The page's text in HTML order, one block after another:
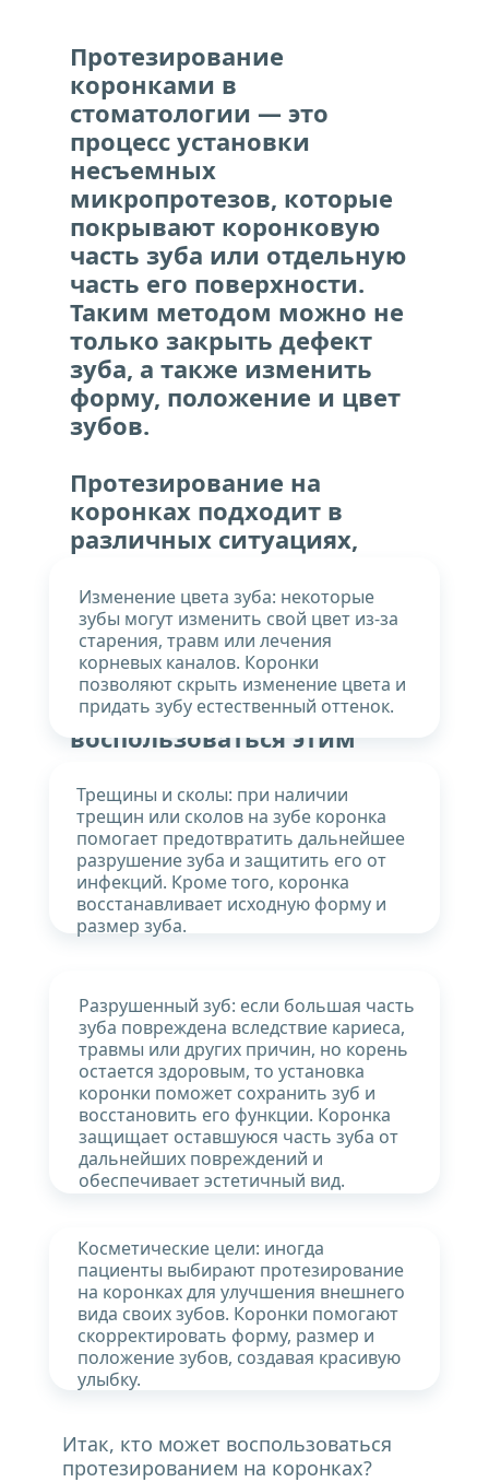
Протезирование
коронками в
стоматологии — это
процесс установки
несъемных
микропротезов, которые
покрывают коронковую
часть зуба или отдельную
часть его поверхности.
Таким методом можно не
только закрыть дефект
зуба, а также изменить
форму, положение и цвет
зубов.
Протезирование на
коронках подходит в
различных ситуациях,
восстановить
поврежденные или
разрушенные зубы. Вот
основные случаи, когда
пациенты могут
воспользоваться этим
Разрушенный зуб: если большая часть
зуба повреждена вследствие кариеса,
травмы или других причин, но корень
остается здоровым, то установка
коронки поможет сохранить зуб и
восстановить его функции. Коронка
защищает оставшуюся часть зуба от
дальнейших повреждений и
обеспечивает эстетичный вид.
Трещины и сколы: при наличии
трещин или сколов на зубе коронка
помогает предотвратить дальнейшее
разрушение зуба и защитить его от
инфекций. Кроме того, коронка
восстанавливает исходную форму и
размер зуба.
Изменение цвета зуба: некоторые
зубы могут изменить свой цвет из-за
старения, травм или лечения
корневых каналов. Коронки
позволяют скрыть изменение цвета и
придать зубу естественный оттенок.
Косметические цели: иногда
пациенты выбирают протезирование
на коронках для улучшения внешнего
вида своих зубов. Коронки помогают
скорректировать форму, размер и
положение зубов, создавая красивую
улыбку.
Итак, кто может воспользоваться
протезированием на коронках?